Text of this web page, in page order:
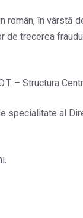
român, în vârstă
de trecerea
– Structura
specialitate al